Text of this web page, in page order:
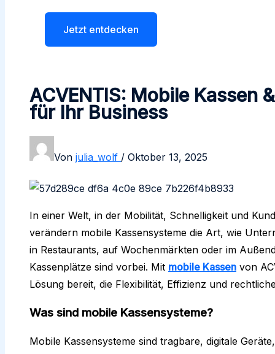
Jetzt entdecken
ACVENTIS: Mobile Kassen
für Ihr Business
Von julia_wolf / Oktober 13, 2025
In einer Welt, in der Mobilität, Schnelligkeit und
verändern mobile Kassensysteme die Art, wie
in Restaurants, auf Wochenmärkten oder im
Kassenplätze sind vorbei. Mit mobile Kassen von
Lösung bereit, die Flexibilität, Effizienz und
Was sind mobile Kassensysteme?
Mobile Kassensysteme sind tragbare, digitale